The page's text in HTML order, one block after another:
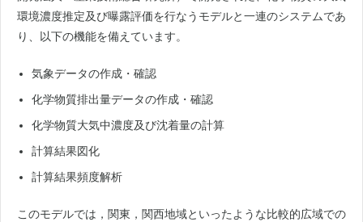
環境濃度推定及び曝露評価を行なうモデルと一連のシステムであ
り、以下の機能を備えています。
気象データの作成・確認
化学物質排出量データの作成・確認
化学物質大気中濃度及び沈着量の計算
計算結果図化
計算結果頻度解析
このモデルでは，関東，関西地域といったような比較的広域での